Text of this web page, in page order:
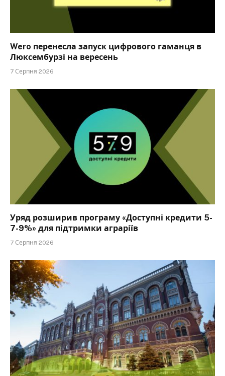
Wero перенесла запуск цифрового гаманця в
Люксембурзі на вересень
7 Серпня 2026
Уряд розширив програму «Доступні кредити 5-
7-9%» для підтримки аграріїв
7 Серпня 2026